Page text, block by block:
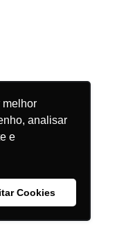
melhor
analisar
e
Cookies